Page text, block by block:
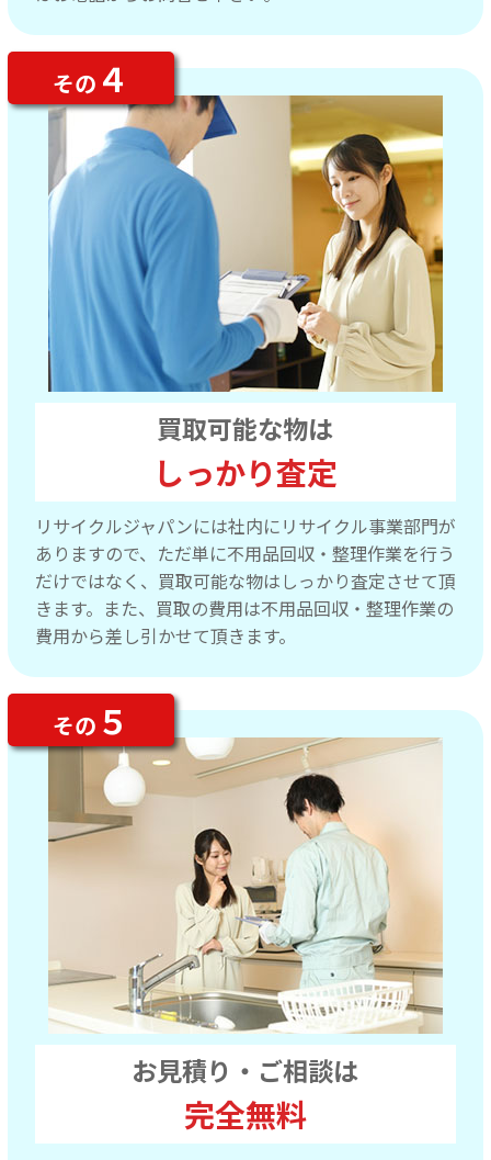
買取可能な物は
しっかり査定
リサイクルジャパンには社内にリサイクル事業部門が
ありますので、ただ単に不用品回収・整理作業を行う
だけではなく、買取可能な物はしっかり査定させて頂
きます。また、買取の費用は不用品回収・整理作業の
費用から差し引かせて頂きます。
その ４
お見積り・ご相談は
完全無料
その ５